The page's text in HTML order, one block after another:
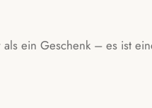
ein Geschenk – es ist